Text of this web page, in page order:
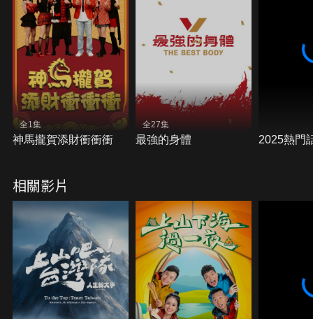
全1集
神馬攏賀添財衝衝衝
全27集
最強的身體 2025熱門
相關影片